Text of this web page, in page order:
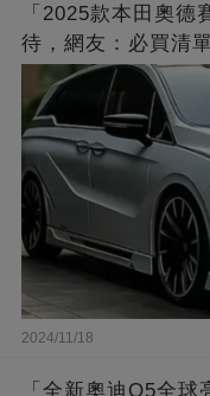
「2025款本田奧德
待，網友：必買清
2024/11/18
「全新奧迪Q5全